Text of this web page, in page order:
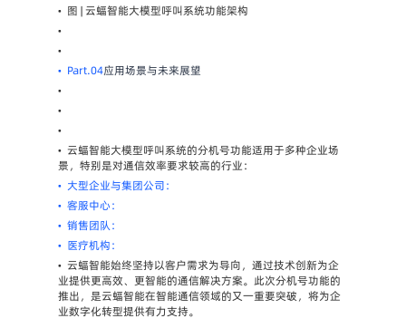
• 图 | 云蝠智能大模型呼叫系统功能架构
•
•
• Part.04应用场景与未来展望
•
•
•
• 云蝠智能大模型呼叫系统的分机号功能适用于多种企业场
景，特别是对通信效率要求较高的行业：
• 大型企业与集团公司：
• 客服中心：
• 销售团队：
• 医疗机构：
• 云蝠智能始终坚持以客户需求为导向，通过技术创新为企
业提供更高效、更智能的通信解决方案。此次分机号功能的
推出，是云蝠智能在智能通信领域的又一重要突破，将为企
业数字化转型提供有力支持。